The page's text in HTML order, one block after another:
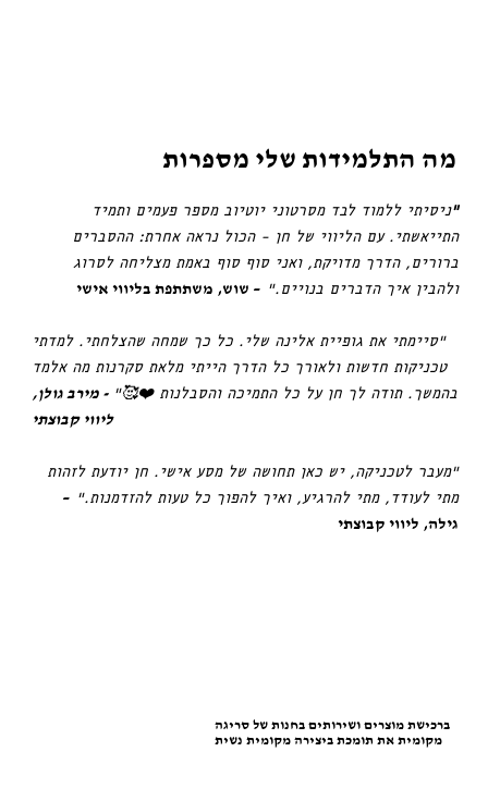
“ניסיתי ללמוד לבד מסרטוני יוטיוב מספר פעמים ותמיד
התייאשתי. עם הליווי של חן – הכול נראה אחרת: ההסברים
ברורים, הדרך מדויקת, ואני סוף סוף באמת מצליחה לסרוג
ולהבין איך הדברים בנויים.” – שוש, משתתפת בליווי אישי
״סיימתי את גופיית אלינה שלי. כל כך שמחה שהצלחתי. למדתי
טכניקות חדשות ולאורך כל הדרך הייתי מלאת סקרנות מה אלמד
בהמשך. תודה לך חן על כל התמיכה והסבלנות ❤️🥰״- מירב גולן,
ליווי קבוצתי
“מעבר לטכניקה, יש כאן תחושה של מסע אישי. חן יודעת לזהות
מתי לעודד, מתי להרגיע, ואיך להפוך כל טעות להזדמנות.” –
גילה, ליווי קבוצתי
מה התלמידות שלי מספרות
ברכישת מוצרים ושירותים בחנות של סריגה
מקומית את תומכת ביצירה מקומית נשית